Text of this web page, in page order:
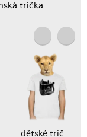
trička
dětské tričko